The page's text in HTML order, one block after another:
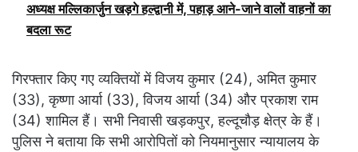
अध्यक्ष मल्लिकार्जुन खड़गे हल्द्वानी में, पहाड़ आने-जाने वालों वाहनों का
बदला रूट
गिरफ्तार किए गए व्यक्तियों में विजय कुमार (24), अमित कुमार
(33), कृष्णा आर्या (33), विजय आर्या (34) और प्रकाश राम
(34) शामिल हैं। सभी निवासी खड़कपुर, हल्दूचौड़ क्षेत्र के हैं।
पुलिस ने बताया कि सभी आरोपितों को नियमानुसार न्यायालय के